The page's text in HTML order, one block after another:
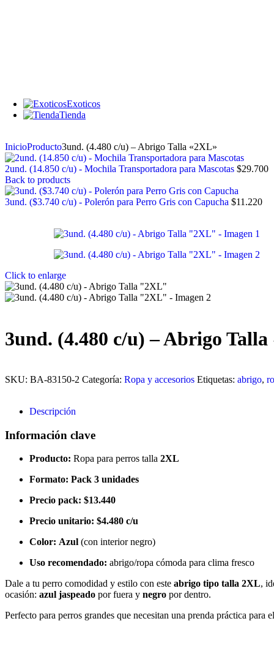
Exoticos
Tienda
InicioProducto3und. (4.480 c/u) – Abrigo Talla «2XL»
2und. (14.850 c/u) - Mochila Transportadora para Mascotas $29.700
Back to products
3und. ($3.740 c/u) - Polerón para Perro Gris con Capucha $11.220
Click to enlarge
3und. (4.480 c/u) – Abrigo
SKU: BA-83150-2 Categoría: Ropa y accesorios Etiquetas: abrigo,
Descripción
Información clave
Producto: Ropa para perros talla 2XL
Formato: Pack 3 unidades
Precio pack: $13.440
Precio unitario: $4.480 c/u
Color: Azul (con interior negro)
Uso recomendado: abrigo/ropa cómoda para clima fresco
Dale a tu perro comodidad y estilo con este abrigo tipo talla 2XL,
ocasión: azul jaspeado por fuera y negro por dentro.
Perfecto para perros grandes que necesitan una prenda práctica para